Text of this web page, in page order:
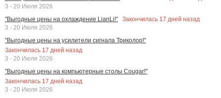
3 - 20 Июля 2026
"Выгодные цены на охлаждение LianLi!"
Закончилась 17 дней назад
3 - 20 Июля 2026
"Выгодные цены на усилители сигнала Триколор!"
Закончилась 17 дней назад
3 - 20 Июля 2026
"Выгодные цены на компьютерные столы Cougar!"
Закончилась 17 дней назад
3 - 20 Июля 2026